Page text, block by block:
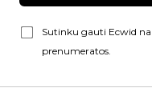
Sutinku gauti Ecwid
prenumeratos.